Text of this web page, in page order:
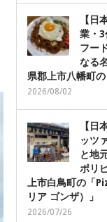
【日
業・
フー
なる
県郡上市八幡町の
2026/08/02
【日
ッツ
と地
ポリ
上市白鳥町の「
リア ゴンザ）」
2026/07/26